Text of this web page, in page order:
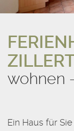
wohnen
Ein Haus für